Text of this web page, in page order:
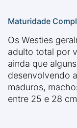
Maturidade
Os Westies
adulto total por
ainda que
desenvolvendo
maduros,
entre 25 e 28